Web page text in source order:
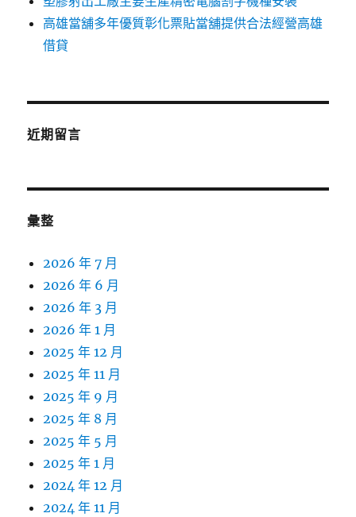
高雄當舖多年優質彰化票貼當舖提供合法經營高雄
借貸
近期留言
彙整
2026 年 7 月
2026 年 6 月
2026 年 3 月
2026 年 1 月
2025 年 12 月
2025 年 11 月
2025 年 9 月
2025 年 8 月
2025 年 5 月
2025 年 1 月
2024 年 12 月
2024 年 11 月